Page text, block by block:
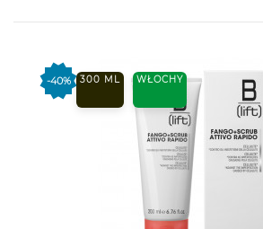
-40% 300 ML WŁOCHY